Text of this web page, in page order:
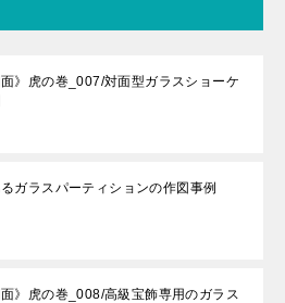
面》虎の巻_007/対面型ガラスショーケ
ガラスパーティションの作図事例
面》虎の巻_008/高級宝飾専用のガラス